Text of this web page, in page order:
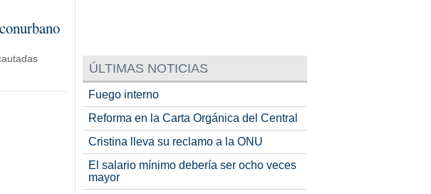
ÚLTIMAS NOTICIAS
Fuego interno
Reforma en la Carta Orgánica del Central
Cristina lleva su reclamo a la ONU
El salario mínimo debería ser ocho veces
mayor